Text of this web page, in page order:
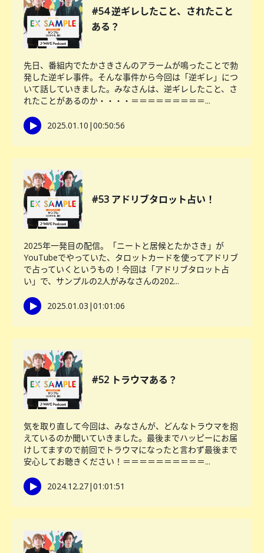
#54 逆ギレしたこと、されたこと
ある？
先日、番組内でたかさきさんのアラームが鳴ったことで勃
発した逆ギレ事件。そんな事件から今回は「逆ギレ」につ
いて話していきました。みなさんは、逆ギレしたこと、さ
れたことがあるのか・・・・＝＝＝＝＝＝＝＝＝...
2025.01.10 |00:50:56
#53 アドリブタロット占い！
2025年一発目の配信。「ニートと居候とたかさき」が
YouTubeでやっていた、タロットカードを使ってアドリブ
で占っていくというもの！今回は「アドリブタロット占
い」で、サンプルの2人がみなさんの202...
2025.01.03 |01:01:06
#52 トラウマある？
気を取り直して今回は、みなさんが、どんなトラウマを抱
えているのか聞いていきました。最後までハッピーにお届
けしてますので前回でトラウマになったと言わず最後まで
安心してお聴きください！＝＝＝＝＝＝＝＝＝＝...
2024.12.27|01:01:51